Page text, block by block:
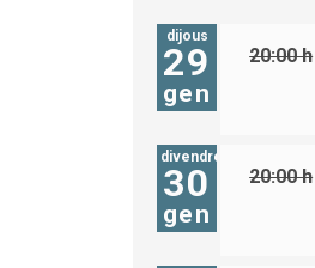
dijous
29
gen
20:00 h
divendres
30
gen
20:00 h